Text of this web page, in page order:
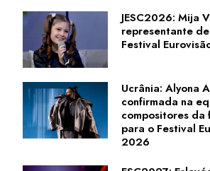
JESC2026: Mija
representante
Festival
Ucrânia: Alyona
confirmada na
compositores da
para o Festival
2026